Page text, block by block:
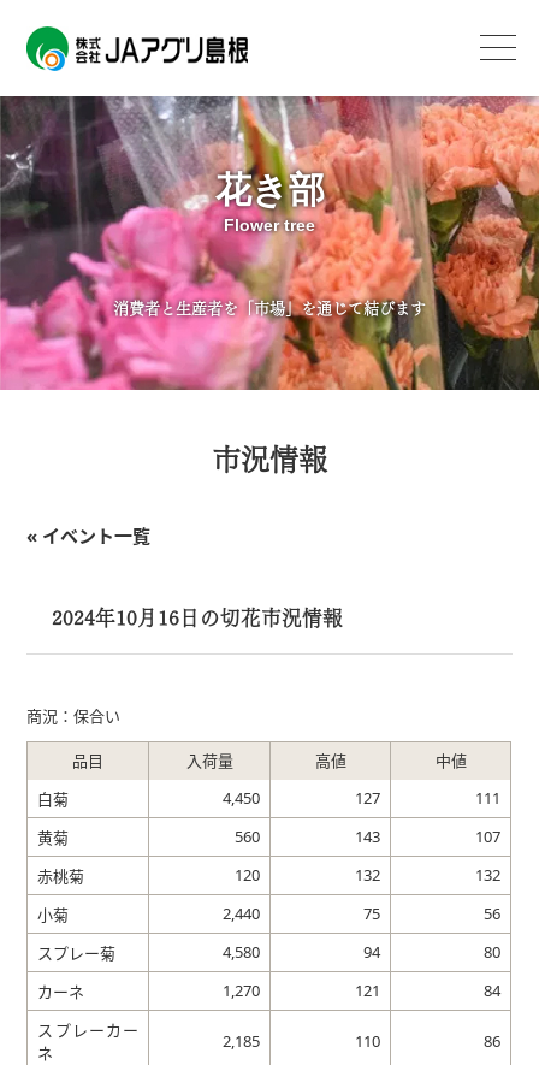
花き部
Flower tree
消費者と生産者を「市場」を通じて結びます
市況情報
« イベント一覧
2024年10月16日の切花市況情報
商況：保合い
品目 入荷量 高値
中値
白菊
4,450 127
111
黄菊
560 143
107
赤桃菊
120 132
132
小菊
2,440 75
56
スプレー菊
4,580 94
80
カーネ
1,270 121
84
スプレーカー
ネ
2,185 110 86